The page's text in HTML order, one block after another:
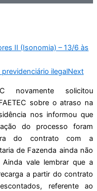
II (Isonomia) – 13/6 às
ilegalNext
novamente solicitou
sobre o atraso na
nos informou que
do processo foram
do contrato com a
de Fazenda ainda não
vale lembrar que a
a partir do contrato
referente ao